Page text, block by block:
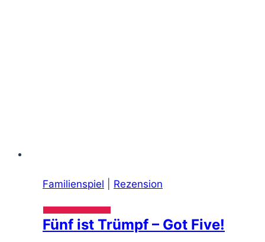
Familienspiel Rezension
Fünf ist Trümpf – Got Five!